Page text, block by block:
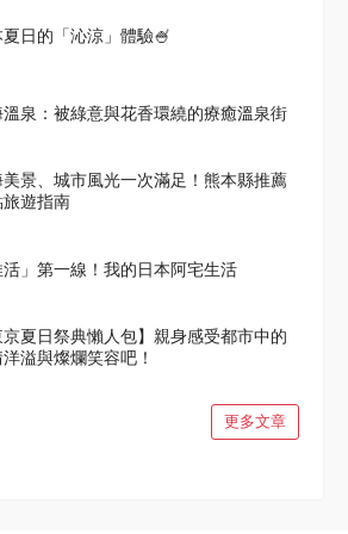
夏日的「沁涼」體驗🍧
溫泉：被綠意與花香環繞的療癒溫泉街
美景、城市風光一次滿足！熊本縣推薦
旅遊指南
活」第一線！我的日本阿宅生活
京夏日祭典懶人包】親身感受都市中的
溢與燦爛笑容吧！
更多文章